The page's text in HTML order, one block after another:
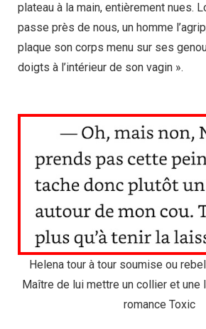
plateau à la main, entièrement nues.
passe près de nous, un homme
plaque son corps menu sur ses
doigts à l’intérieur de son vagin ».
Helena tour à tour soumise ou
Maître de lui mettre un collier et une
romance Toxic